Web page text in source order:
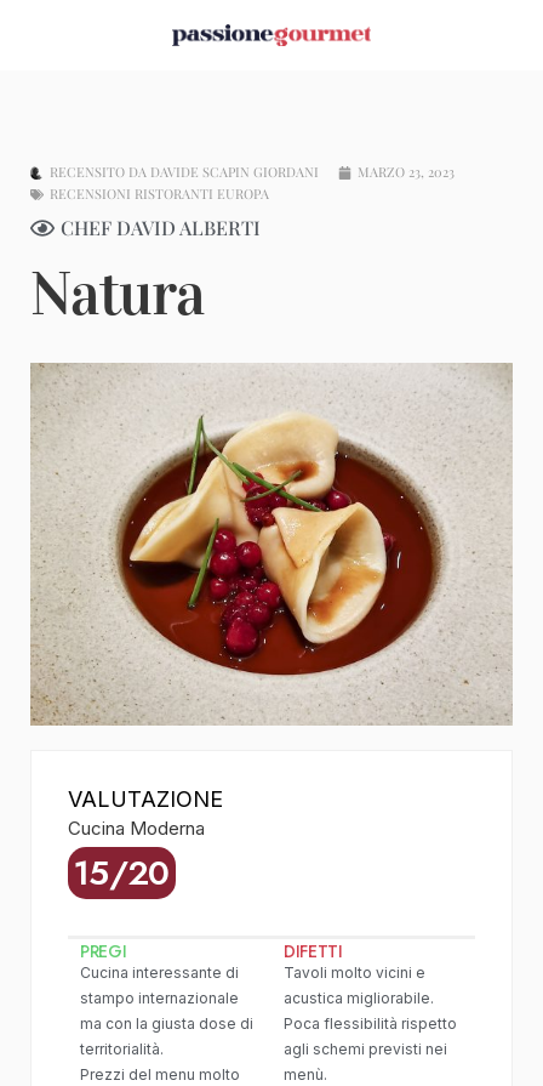
RECENSITO DA DAVIDE SCAPIN GIORDANI
MARZO 23, 2023
RECENSIONI RISTORANTI EUROPA
CHEF DAVID ALBERTI
Natura
VALUTAZIONE
Cucina Moderna
15/20
PREGI
Cucina interessante di
stampo internazionale
ma con la giusta dose di
territorialità.
Prezzi del menu molto
DIFETTI
Tavoli molto vicini e
acustica migliorabile.
Poca flessibilità rispetto
agli schemi previsti nei
menù.